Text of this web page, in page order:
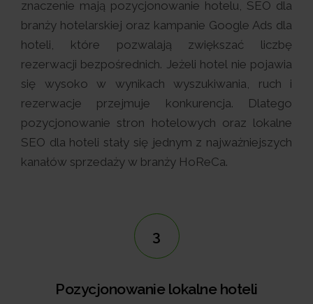
znaczenie mają pozycjonowanie hotelu, SEO dla
branży hotelarskiej oraz kampanie Google Ads dla
hoteli, które pozwalają zwiększać liczbę
rezerwacji bezpośrednich. Jeżeli hotel nie pojawia
się wysoko w wynikach wyszukiwania, ruch i
rezerwacje przejmuje konkurencja. Dlatego
pozycjonowanie stron hotelowych oraz lokalne
SEO dla hoteli stały się jednym z najważniejszych
kanałów sprzedaży w branży HoReCa.
3
Pozycjonowanie lokalne hoteli